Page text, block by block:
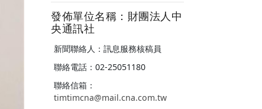
發佈單位名稱：財團法人中
央通訊社
新聞聯絡人：訊息服務核稿員
聯絡電話：02-25051180
聯絡信箱：
timtimcna@mail.cna.com.tw